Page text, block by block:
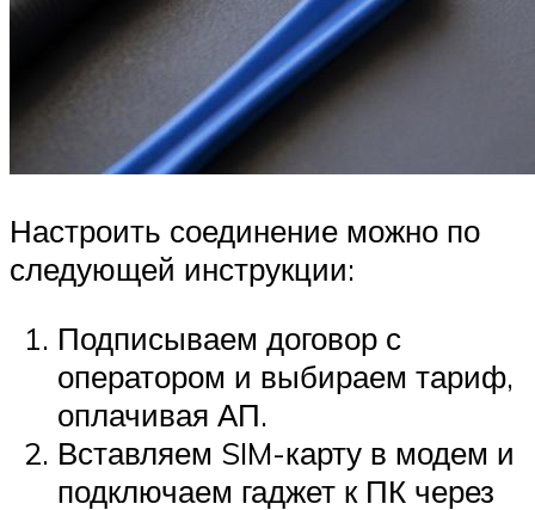
Настроить соединение можно по
следующей инструкции:
Подписываем договор с
оператором и выбираем тариф,
оплачивая АП.
Вставляем SIM-карту в модем и
подключаем гаджет к ПК через